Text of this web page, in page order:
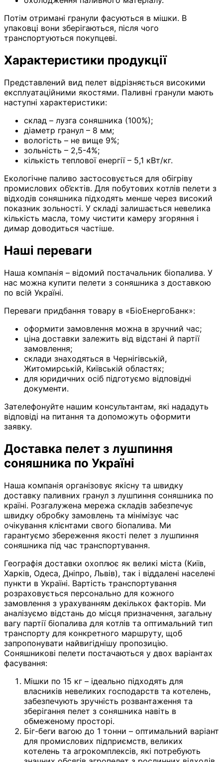
Потім отримані гранули фасуються в мішки. В
упаковці вони зберігаються, після чого
транспортуються покупцеві.
Характеристики продукції
Представлений вид пелет відрізняється високими
експлуатаційними якостями. Паливні гранули мають
наступні характеристики:
склад – лузга соняшника (100%);
діаметр гранул – 8 мм;
вологість – не вище 9%;
зольність – 2,5-4%;
кількість теплової енергії – 5,1 кВт/кг.
Екологічне паливо застосовується для обігріву
промислових об’єктів. Для побутових котлів пелети з
відходів соняшника підходять менше через високий
показник зольності. У складі залишається невелика
кількість масла, тому чистити камеру згоряння і
димар доводиться частіше.
Наші переваги
Наша компанія – відомий постачальник біопалива. У
нас можна купити пелети з соняшника з доставкою
по всій Україні.
Переваги придбання товару в «БіоЕнергоБанк»:
оформити замовлення можна в зручний час;
ціна доставки залежить від відстані й партії
замовлення;
склади знаходяться в Чернігівській,
Житомирській, Київській областях;
для юридичних осіб підготуємо відповідні
документи.
Зателефонуйте нашим консультантам, які нададуть
відповіді на питання та допоможуть оформити
заявку.
Доставка пелет з лушпиння
соняшника по Україні
Наша компанія організовує якісну та швидку
доставку паливних гранул з лушпиння соняшника по
країні. Розгалужена мережа складів забезпечує
швидку обробку замовлень та мінімізує час
очікування клієнтами свого біопалива. Ми
гарантуємо збереження якості пелет з лушпиння
соняшника під час транспортування.
Географія доставки охоплює як великі міста (Київ,
Харків, Одеса, Дніпро, Львів), так і віддалені населені
пункти в Україні. Вартість транспортування
розраховується персонально для кожного
замовлення з урахуванням декількох факторів. Ми
аналізуємо відстань до місця призначення, загальну
вагу партії біопалива для котлів та оптимальний тип
транспорту для конкретного маршруту, щоб
запропонувати найвигіднішу пропозицію.
Соняшникові пелети постачаються у двох варіантах
фасування:
Мішки по 15 кг – ідеально підходять для
власників невеликих господарств та котелень,
забезпечують зручність розвантаження та
зберігання пелет з соняшника навіть в
обмеженому просторі.
Біг-беги вагою до 1 тонни – оптимальний варіант
для промислових підприємств, великих
котелень та агрокомплексів, які потребують